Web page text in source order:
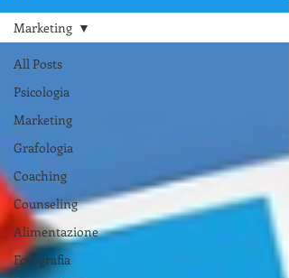
All Posts
Psicologia
Marketing
Grafologia
Coaching
Counseling
Alimentazione
Fotografia
Marketing